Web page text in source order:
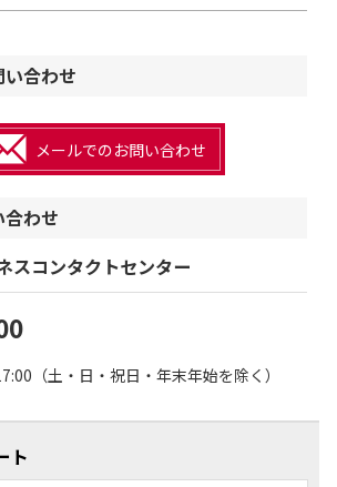
合わせ
メールでのお問い合わせ
わせ
スコンタクトセンター
（土・日・祝日・年末年始を除く）
ト